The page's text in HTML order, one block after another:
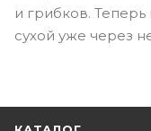
и грибков.
сухой уже через